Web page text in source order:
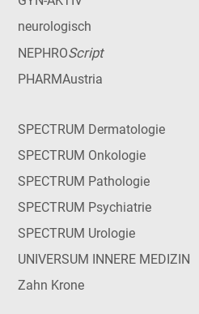
neurologisch
NEPHROScript
PHARMAustria
SPECTRUM Dermatologie
SPECTRUM Onkologie
SPECTRUM Pathologie
SPECTRUM Psychiatrie
SPECTRUM Urologie
UNIVERSUM INNERE MEDIZIN
Zahn Krone